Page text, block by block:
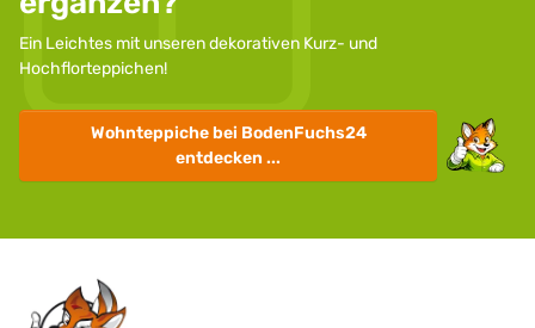
Ein Leichtes mit unseren dekorativen Kurz- und
Hochflorteppichen!
Wohnteppichebei BodenFuchs24
entdecken ...